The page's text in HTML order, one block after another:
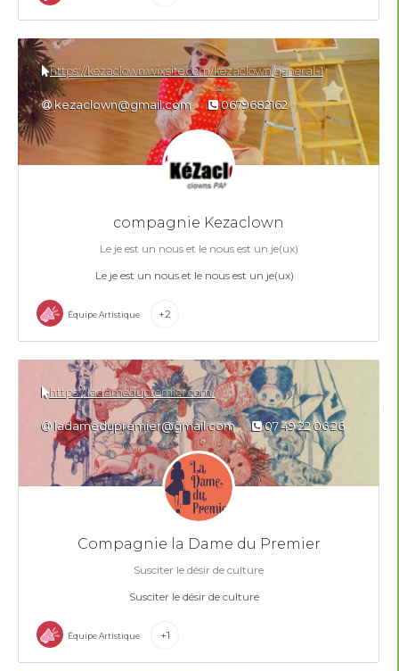
compagnie Kezaclown
Le je est un nous et le nous est un je(ux)
Le je est un nous et le nous est un je(ux)
https://kezaclown.wixsite.com/kezaclown/general-1
kezaclown@gmail.com 0679682162
Équipe Artistique +2
Compagnie la Dame du Premier
Susciter le désir de culture
Susciter le désir de culture
https://ladamedupremier.com/
ladamedupremier@gmail.com 07 49 22 06 26
Équipe Artistique +1